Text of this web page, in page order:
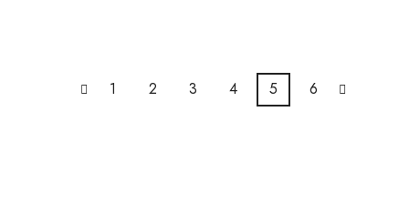
1 2 3 4 5 6